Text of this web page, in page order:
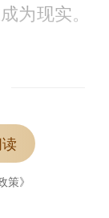
为现实。
策》